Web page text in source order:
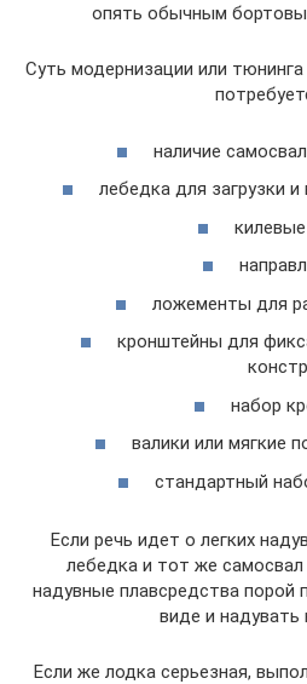
опять обычным
Суть модернизации или
наличие
лебедка для загрузки
ложементы для
кронштейны для
набор
валики или мягкие
стандартный
Если речь идет о легких
лебедка и тот же
надувные плавсредства порой
виде и надувать
Если же лодка серьезная,